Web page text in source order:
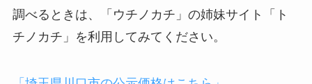
調べるときは、「ウチノカチ」の姉妹サイト「ト
チノカチ」を利用してみてください。